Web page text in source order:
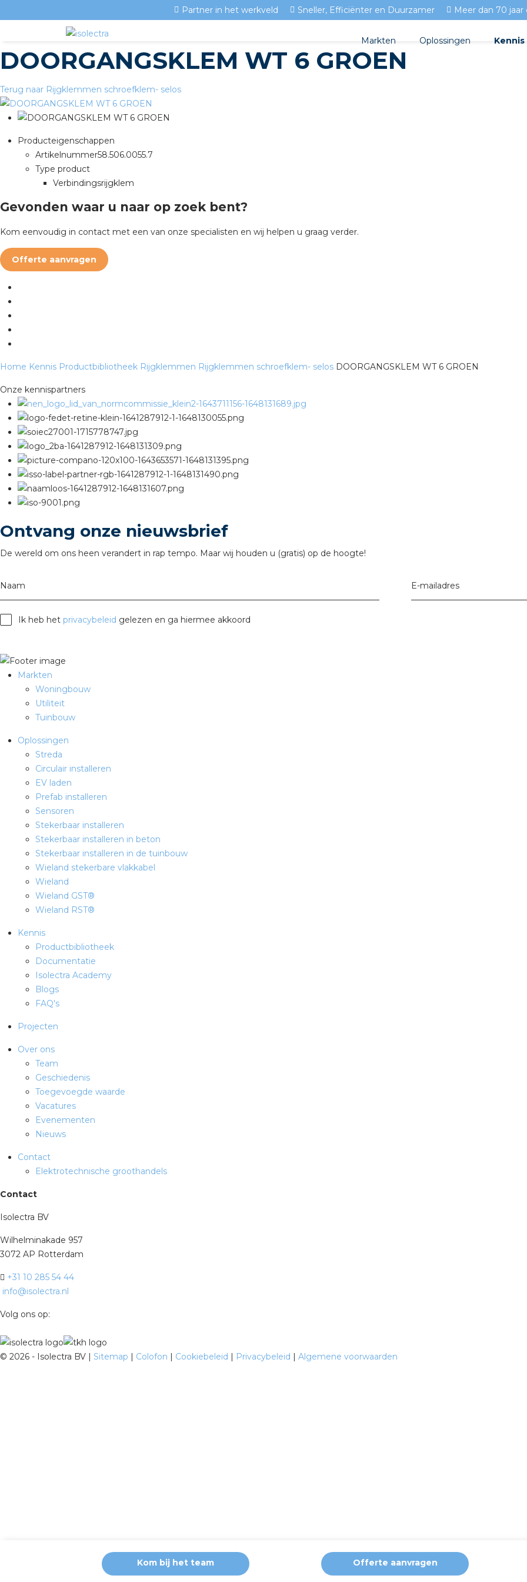
DOORGANGSKLEM WT 6 GROEN
Terug naar Rijgklemmen schroefklem- selos
Producteigenschappen
Artikelnummer58.506.0055.7
Type product
Verbindingsrijgklem
Gevonden waar u naar op zoek bent?
Kom eenvoudig in contact met een van onze specialisten en wij helpen u graag verder.
Offerte aanvragen
Home Kennis Productbibliotheek Rijgklemmen Rijgklemmen schroefklem- selos DOORGANGSKLEM WT 6 GROEN
Onze kennispartners
Ontvang onze nieuwsbrief
De wereld om ons heen verandert in rap tempo. Maar wij houden u (gratis) op de hoogte!
Naam E-mailadres
Ik heb het privacybeleid gelezen en ga hiermee akkoord
Partner in het werkveld Sneller, Efficiënter en Duurzamer Meer dan 70 jaar
Kom bij het team Offerte aanvragen
Markten Oplossingen
Wieland RST®
Kennis
Markten
Woningbouw
Utiliteit
Tuinbouw
Oplossingen
Streda
Circulair installeren
EV laden
Prefab installeren
Sensoren
Stekerbaar installeren
Stekerbaar installeren in beton
Stekerbaar installeren in de tuinbouw
Wieland stekerbare vlakkabel
Wieland
Wieland GST®
Wieland RST®
Kennis
Productbibliotheek
Documentatie
Isolectra Academy
Blogs
FAQ's
Projecten
Over ons
Team
Geschiedenis
Toegevoegde waarde
Vacatures
Evenementen
Nieuws
Contact
Elektrotechnische groothandels
Contact
Isolectra BV
Wilhelminakade 957
3072 AP Rotterdam
+31 10 285 54 44
info@isolectra.nl
Volg ons op:
© 2026 - Isolectra BV | Sitemap | Colofon | Cookiebeleid | Privacybeleid | Algemene voorwaarden